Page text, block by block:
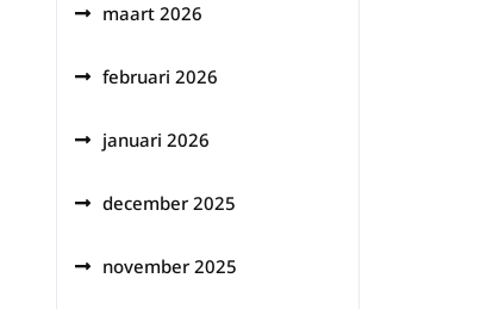
maart 2026
februari 2026
januari 2026
december 2025
november 2025